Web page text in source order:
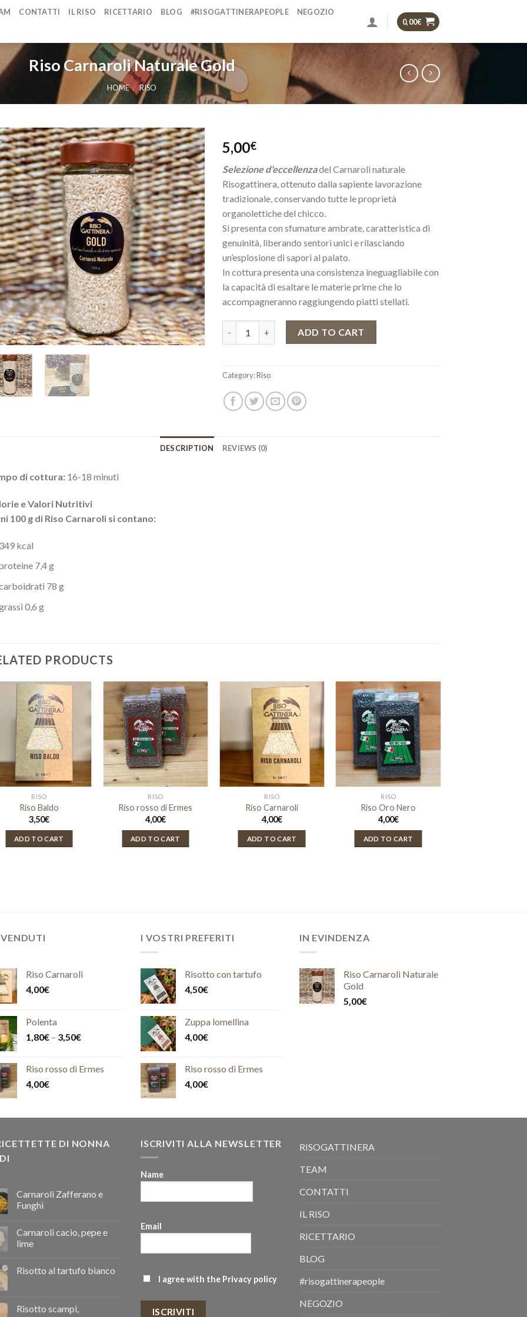
CONTATTI IL RISO RICETTARIO BLOG #RISOGATTINERAPEOPLE
NEGOZIO
0,00€
Riso Carnaroli Naturale Gold
HOME / RISO
5,00€
Selezione d’eccellenzadel Carnaroli naturale
Risogattinera, ottenuto dalla sapiente lavorazione
tradizionale, conservando tutte le proprietà
organolettiche del chicco.
Si presenta con sfumature ambrate, caratteristica di
genuinità, liberando sentori unici e rilasciando
un’esplosione di sapori al palato.
In cottura presenta una consistenza ineguagliabile con
la capacità di esaltare le materie prime che lo
accompagneranno raggiungendo piatti stellati.
ADD TO CART
Category:Riso
DESCRIPTION REVIEWS (0)
di cottura:16-18 minuti
e Valori Nutritivi
100 g di Riso Carnaroli si contano:
kcal
7,4 g
78 g
0,6 g
PRODUCTS
RISO
Riso Baldo
3,50€
ADD TO CART
RISO
Riso rosso di Ermes
4,00€
ADD TO CART
RISO
Riso Carnaroli
4,00€
ADD TO CART
RISO
Riso Oro Nero
4,00€
ADD TO CART
Riso Carnaroli
4,00€
Polenta
1,80€ – 3,50€
Riso rosso di Ermes
4,00€
I VOSTRI PREFERITI
Risotto con tartufo
4,50€
Zuppa lomellina
4,00€
Riso rosso di Ermes
4,00€
IN EVINDENZA
Riso Carnaroli Naturale
Gold
5,00€
DI NONNA
Carnaroli Zafferano e
Funghi
Carnaroli cacio, pepe e
lime
Risotto al tartufo bianco
Risotto scampi,
ISCRIVITI ALLA NEWSLETTER
Name
Email
I agree with the Privacy policy
ISCRIVITI
RISOGATTINERA
TEAM
CONTATTI
IL RISO
RICETTARIO
BLOG
#risogattinerapeople
NEGOZIO